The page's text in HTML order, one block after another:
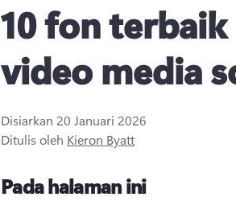
10 fon
video media
Disiarkan 20 Januari 2026
Ditulis oleh Kieron Byatt
Pada halaman ini